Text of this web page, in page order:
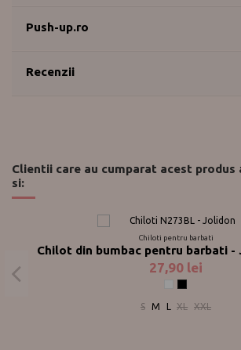
Push-up.ro
Recenzii
Clientii care au cumparat acest produs
si:
Chiloti pentru barbati
Chilot din bumbac pentru barbati -
27,90 lei
AlbNegru
S
M L XL XXL